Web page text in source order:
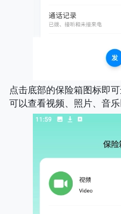
点击底部的保险箱图标即
可以查看视频、照片、音乐